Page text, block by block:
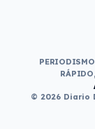
© 2026 Diario